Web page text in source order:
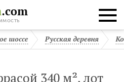
.com
шоссе Русская деревня
340 м², лот